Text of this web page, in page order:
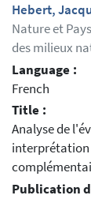
Hebert,
Nature et
des milieux
Language :
French
Title :
Analyse de
interprétation
Publication